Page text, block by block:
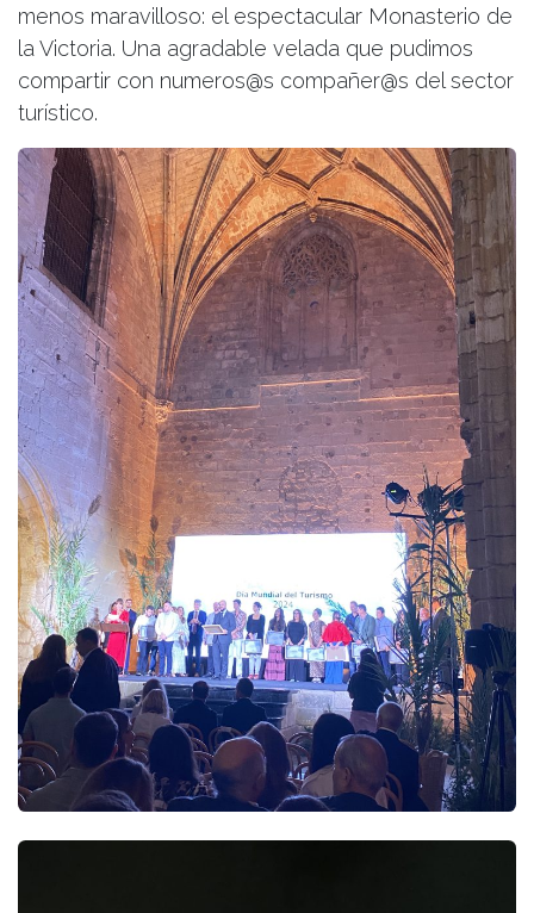
menos maravilloso: el espectacular Monasterio de
la Victoria. Una agradable velada que pudimos
compartir con numeros@s compañer@s del sector
turístico.